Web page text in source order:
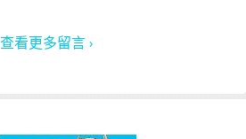
查看更多留言 ›